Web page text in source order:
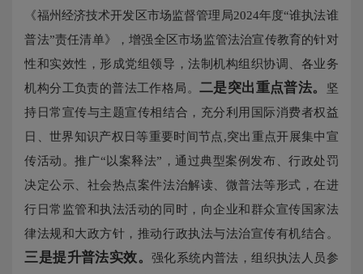
《福州经济技术开发区市场监督管理局2024年度“谁执法谁
普法”责任清单》，增强全区市场监管法治宣传教育的针对
性和实效性，形成党组领导，法制机构组织协调、各业务
机构分工负责的普法工作格局。二是突出重点普法。
坚
持日常宣传与主题宣传相结合，充分利用国际消费者权益
日、世界知识产权日等重要时间节点,突出重点开展集中宣
传活动。推广“以案释法”，通过典型案例发布、行政处罚
决定公示、社会热点案件法治解读、微普法等形式，在进
行日常监管和执法活动的同时，向企业和群众宣传国家法
律法规和大政方针，推动行政执法与法治宣传有机结合。
三是提升普法实效。 强化系统内普法，组织执法人员参